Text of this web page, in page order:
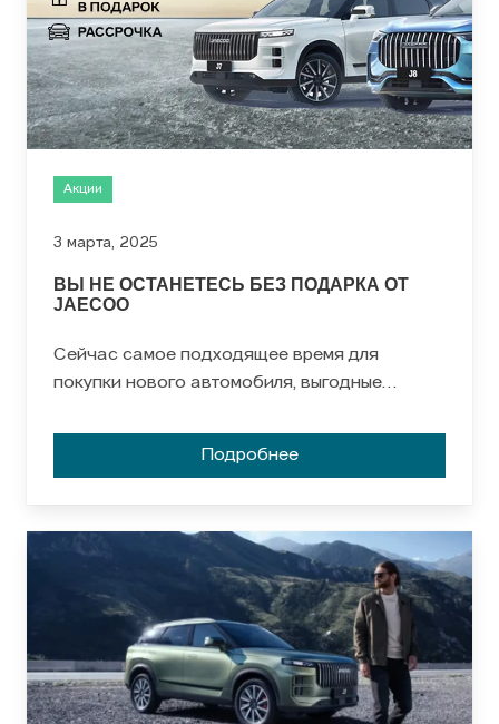
Акции
3 марта, 2025
ВЫ НЕ ОСТАНЕТЕСЬ БЕЗ ПОДАРКА ОТ
JAECOO
Сейчас самое подходящее время для
покупки нового автомобиля, выгодные
Подробнее